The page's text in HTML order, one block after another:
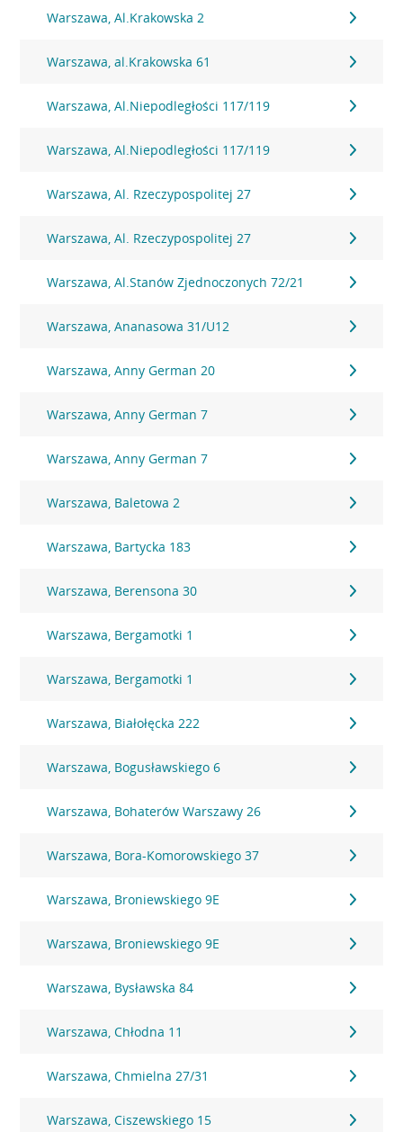
Warszawa, Al.Krakowska 2
Warszawa, al.Krakowska 61
Warszawa, Al.Niepodległości 117/119
Warszawa, Al.Niepodległości 117/119
Warszawa, Al. Rzeczypospolitej 27
Warszawa, Al. Rzeczypospolitej 27
Warszawa, Al.Stanów Zjednoczonych 72/21
Warszawa, Ananasowa 31/U12
Warszawa, Anny German 20
Warszawa, Anny German 7
Warszawa, Anny German 7
Warszawa, Baletowa 2
Warszawa, Bartycka 183
Warszawa, Berensona 30
Warszawa, Bergamotki 1
Warszawa, Bergamotki 1
Warszawa, Białołęcka 222
Warszawa, Bogusławskiego 6
Warszawa, Bohaterów Warszawy 26
Warszawa, Bora-Komorowskiego 37
Warszawa, Broniewskiego 9E
Warszawa, Broniewskiego 9E
Warszawa, Bysławska 84
Warszawa, Chłodna 11
Warszawa, Chmielna 27/31
Warszawa, Ciszewskiego 15